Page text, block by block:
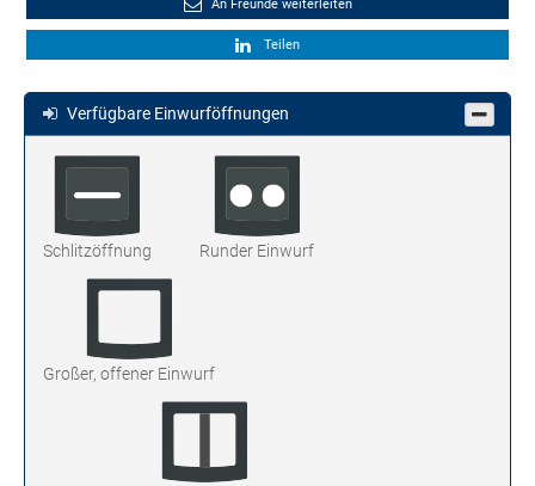
An Freunde weiterleiten
Teilen
Verfügbare Einwurföffnungen
Schlitzöffnung Runder Einwurf
Großer, offener Einwurf